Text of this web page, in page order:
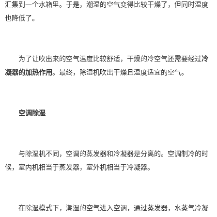
汇集到一个水箱里。于是，潮湿的空气变得比较干燥了，但同时温度
也降低了。
为了让吹出来的空气温度比较舒适，干燥的冷空气还需要经过冷
凝器的加热作用。最终，除湿机吹出干燥且温度适宜的空气。
空调除湿
与除湿机不同，空调的蒸发器和冷凝器是分离的。空调制冷的时
候，室内机相当于蒸发器，室外机相当于冷凝器。
在除湿模式下，潮湿的空气进入空调，通过蒸发器，水蒸气冷凝